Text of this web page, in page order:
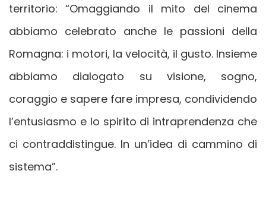
territorio: “Omaggiando il mito del cinema
abbiamo celebrato anche le passioni della
Romagna: i motori, la velocità, il gusto. Insieme
abbiamo dialogato su visione, sogno,
coraggio e sapere fare impresa, condividendo
l’entusiasmo e lo spirito di intraprendenza che
ci contraddistingue. In un’idea di cammino di
sistema”.